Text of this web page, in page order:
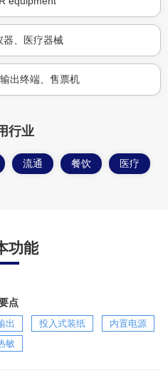
器、医疗器械
出终端、售票机
行业
流通 餐饮 医疗
功能
点
出 投入式装纸
内置电源
敏